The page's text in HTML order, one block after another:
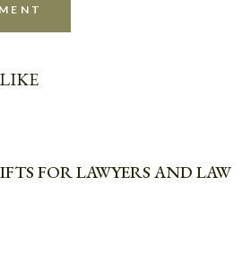
FOR LAWYERS AND LAW